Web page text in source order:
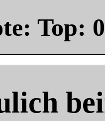
Top: 0